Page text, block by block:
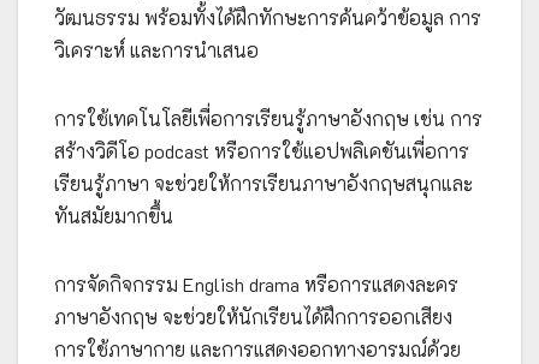
วัฒนธรรม พร้อมทั้งได้ฝึกทักษะการค้นคว้าข้อมูล การ
วิเคราะห์ และการนำเสนอ
การใช้เทคโนโลยีเพื่อการเรียนรู้ภาษาอังกฤษ เช่น การ
สร้างวิดีโอ podcast หรือการใช้แอปพลิเคชันเพื่อการ
เรียนรู้ภาษา จะช่วยให้การเรียนภาษาอังกฤษสนุกและ
ทันสมัยมากขึ้น
การจัดกิจกรรม English drama หรือการแสดงละคร
ภาษาอังกฤษ จะช่วยให้นักเรียนได้ฝึกการออกเสียง
การใช้ภาษากาย และการแสดงออกทางอารมณ์ด้วย